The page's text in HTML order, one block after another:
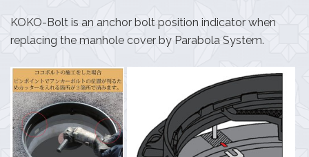
KOKO-Bolt is an anchor bolt position indicator when
replacing the manhole cover by Parabola System.